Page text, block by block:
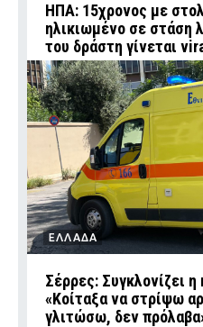
ΗΠΑ: 15χρονος με
ηλικιωμένο σε στάση
του δράστη γίνεται
ΕΛΛΑΔΑ
Σέρρες: Συγκλονίζει
«Κοίταξα να στρίψω
γλιτώσω, δεν